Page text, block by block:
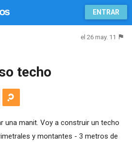
ENTRAR
el 26 may. 11
techo
una manit. Voy a construir un techo
y montantes - 3 metros de